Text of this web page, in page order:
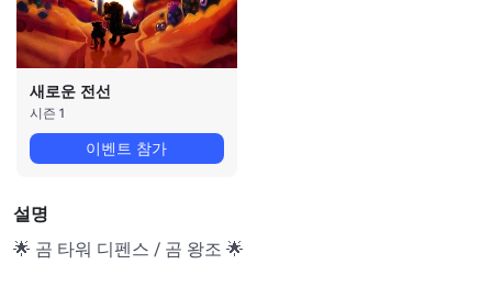
새로운 전선
시즌 1
이벤트 참가
설명
🌟 곰 타워 디펜스 / 곰 왕조 🌟